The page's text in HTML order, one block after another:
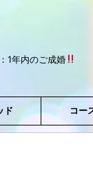
1年内のご成婚
ド コー